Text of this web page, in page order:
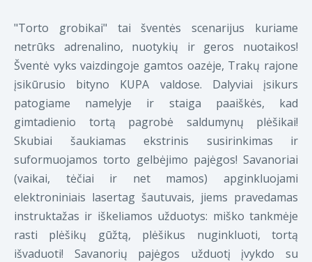
"Torto grobikai" tai šventės scenarijus kuriame
netrūks adrenalino, nuotykių ir geros nuotaikos!
Šventė vyks vaizdingoje gamtos oazėje, Trakų rajone
įsikūrusio bityno KUPA valdose. Dalyviai įsikurs
patogiame namelyje ir staiga paaiškės, kad
gimtadienio tortą pagrobė saldumynų plėšikai!
Skubiai šaukiamas ekstrinis susirinkimas ir
suformuojamos torto gelbėjimo pajėgos! Savanoriai
(vaikai, tėčiai ir net mamos) apginkluojami
elektroniniais lasertag šautuvais, jiems pravedamas
instruktažas ir iškeliamos užduotys: miško tankmėje
rasti plėšikų gūžtą, plėšikus nuginkluoti, tortą
išvaduoti! Savanorių pajėgos užduotį įvykdo su